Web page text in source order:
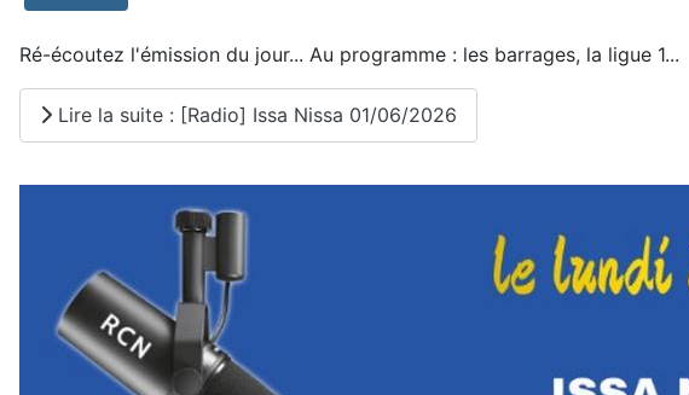
Ré-écoutez l'émission du jour... Au programme : les barrages, la ligue 1...
Lire la suite : [Radio] Issa Nissa 01/06/2026